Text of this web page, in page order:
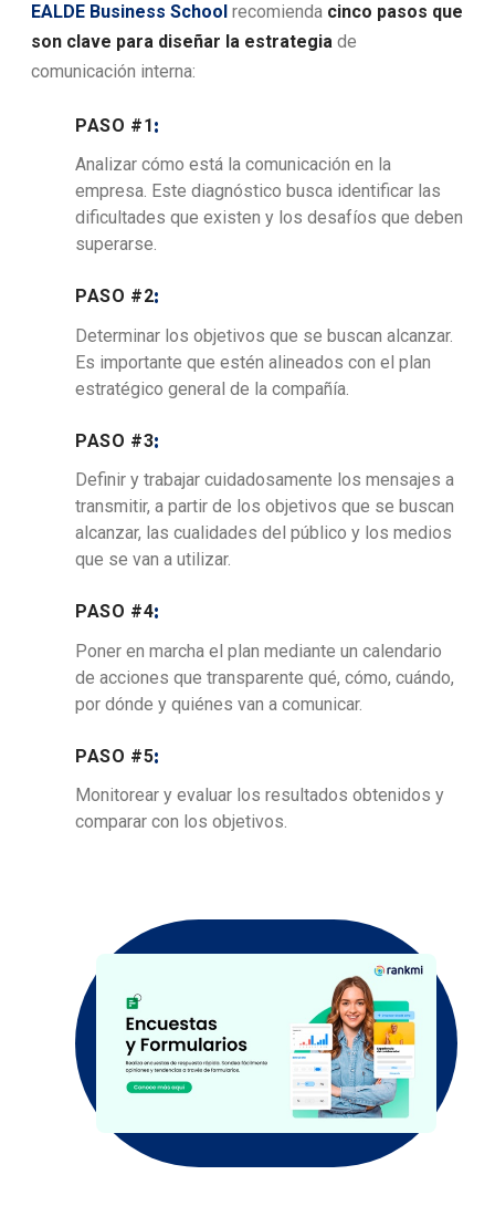
EALDE Business School recomienda cinco pasos que
son clave para diseñar la estrategia de
comunicación interna:
PASO #1:
Analizar cómo está la comunicación en la
empresa. Este diagnóstico busca identificar las
dificultades que existen y los desafíos que deben
superarse.
PASO #2:
Determinar los objetivos que se buscan alcanzar.
Es importante que estén alineados con el plan
estratégico general de la compañía.
PASO #3:
Definir y trabajar cuidadosamente los mensajes a
transmitir, a partir de los objetivos que se buscan
alcanzar, las cualidades del público y los medios
que se van a utilizar.
PASO #4:
Poner en marcha el plan mediante un calendario
de acciones que transparente qué, cómo, cuándo,
por dónde y quiénes van a comunicar.
PASO #5:
Monitorear y evaluar los resultados obtenidos y
comparar con los objetivos.